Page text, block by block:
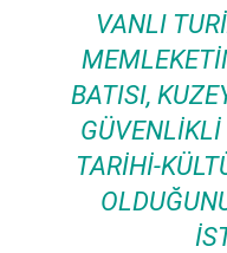
VANLI
BATISI,
GÜVENLIKLI
TARIHI-